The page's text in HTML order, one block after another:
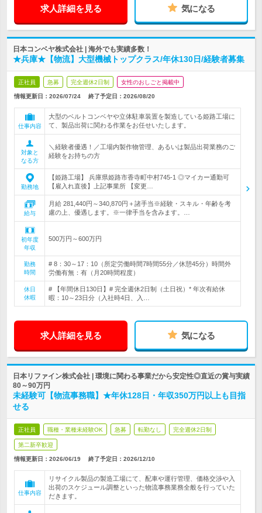
求人詳細を見る 気になる
日本コンベヤ株式会社 | 海外でも実績多数！
★兵庫★【物流】大型機械トップクラス/年休130日/経験者募集
正社員 急募 完全週休2日制 女性のおしごと掲載中
情報更新日：2026/07/24 終了予定日： 2026/08/20
仕事内容
大型のベルトコンベヤや立体駐車装置を製造している姫路工場に
て、製品出荷に関わる作業をお任せいたします。
対象と
なる方
＼経験者優遇！／工場内製作物管理、あるいは製品出荷業務のご
経験をお持ちの方
勤務地
【姫路工場】 兵庫県姫路市香寺町中村745-1 ◎マイカー通勤可
【雇入れ直後】上記事業所 【変更…
給与
月給 281,440円～340,870円＋諸手当※経験・スキル・年齢を考
慮の上、優遇します。※一律手当を含みます。…
初年度
年収
500万円～600万円
勤務
時間
# 8：30～17：10（所定労働時間7時間55分／休憩45分）時間外
労働有無：有（月20時間程度）
休日
休暇
# 【年間休日130日】# 完全週休2日制（土日祝）* 年次有給休
暇：10～23日分（入社時4日、入…
求人詳細を見る 気になる
日本リファイン株式会社 | 環境に関わる事業だから安定性◎直近の賞与実績
80～90万円
未経験可【物流事務職】★年休128日・年収350万円以上も目指
せる
正社員 職種・業種未経験OK 急募 転勤なし 完全週休2日制
第二新卒歓迎
情報更新日：2026/06/19 終了予定日： 2026/12/10
仕事内容
リサイクル製品の製造工場にて、配車や運行管理、価格交渉や入
出荷のスケジュール調整といった物流事務業務全般を行っていた
だきます。